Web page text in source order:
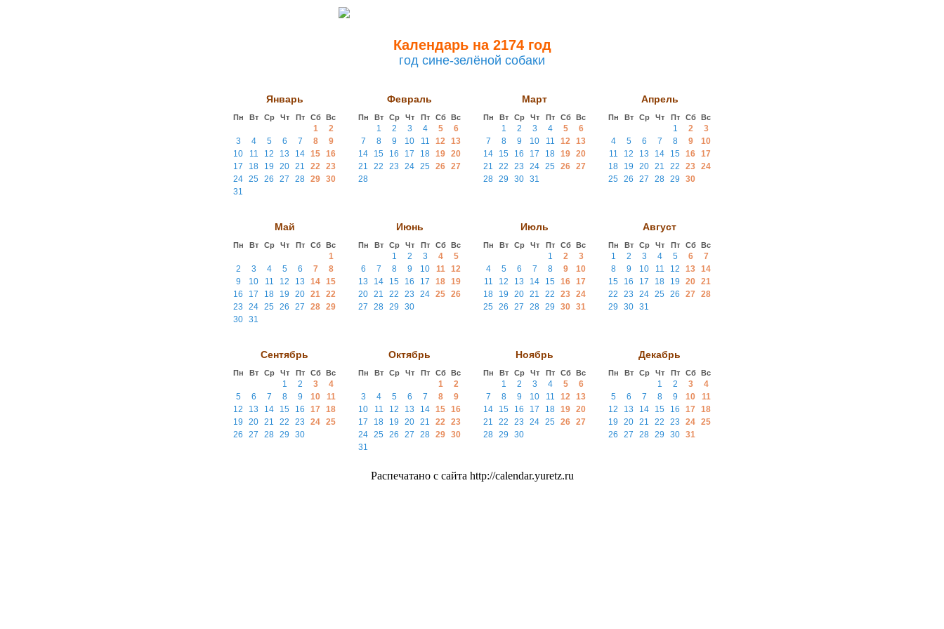
Календарь на 2174 год
год сине-зелёной собаки
Январь
Пн Вт Ср Чт Пт Сб Вс
1
2
3
4 5 6 7 8
9
10
11 12 13 14 15 16
17
18 19 20 21 22 23
24 25 26 27 28 29 30
31
Февраль
Пн Вт Ср Чт Пт Сб Вс
1 2 3 4 5
6
7
8 9 10 11 12 13
14
15 16 17 18 19 20
21
22 23 24 25 26 27
28
Март
Пн Вт Ср Чт Пт Сб Вс
1 2 3 4 5
6
7
8 9 10 11 12 13
14
15 16 17 18 19 20
21
22 23 24 25 26 27
28 29 30 31
Апрель
Пн Вт Ср Чт Пт Сб Вс
1 2
3
4
5 6 7 8 9
10
11
12 13 14 15 16 17
18
19 20 21 22 23 24
25
26 27 28 29 30
Май
Пн Вт Ср Чт Пт Сб Вс
1
2
3 4 5 6 7
8
9
10 11 12 13 14 15
16
17 18 19 20 21 22
23
24 25 26 27 28 29
30 31
Июнь
Пн Вт Ср Чт Пт Сб Вс
1 2 3 4
5
6
7 8 9 10 11
12
13
14 15 16 17 18 19
20 21 22 23 24 25 26
27
28 29 30
Июль
Пн Вт Ср Чт Пт Сб Вс
1 2
3
4
5 6 7 8 9
10
11
12 13 14 15 16 17
18
19 20 21 22 23 24
25
26 27 28 29 30 31
Август
Пн Вт Ср Чт Пт Сб Вс
1 2 3 4 5 6
7
8
9 10 11 12 13 14
15
16 17 18 19 20 21
22
23 24 25 26 27
28
29
30 31
Сентябрь
Пн Вт Ср Чт Пт Сб Вс
1 2 3
4
5
6 7 8 9 10
11
12
13 14 15 16 17
18
19
20 21 22 23 24 25
26
27 28 29 30
Октябрь
Пн Вт Ср Чт Пт Сб Вс
1
2
3
4 5 6 7 8
9
10
11 12 13 14 15 16
17
18 19 20 21 22 23
24 25 26 27 28 29 30
31
Ноябрь
Пн Вт Ср Чт Пт Сб Вс
1 2 3 4 5
6
7
8 9 10 11 12 13
14
15 16 17 18 19 20
21
22 23 24 25 26 27
28 29 30
Декабрь
Пн Вт Ср Чт Пт Сб Вс
1 2 3
4
5
6 7 8 9 10
11
12
13 14 15 16 17
18
19
20 21 22 23 24 25
26
27 28 29 30 31
Распечатано с сайта http://calendar.yuretz.ru